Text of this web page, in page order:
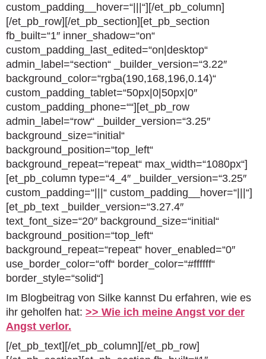
custom_padding__hover=“|||“][/et_pb_column]
[/et_pb_row][/et_pb_section][et_pb_section
fb_built=“1″ inner_shadow=“on“
custom_padding_last_edited=“on|desktop“
admin_label=“section“ _builder_version=“3.22″
background_color=“rgba(190,168,196,0.14)“
custom_padding_tablet=“50px|0|50px|0″
custom_padding_phone=““][et_pb_row
admin_label=“row“ _builder_version=“3.25″
background_size=“initial“
background_position=“top_left“
background_repeat=“repeat“ max_width=“1080px“]
[et_pb_column type=“4_4″ _builder_version=“3.25″
custom_padding=“|||“ custom_padding__hover=“|||“]
[et_pb_text _builder_version=“3.27.4″
text_font_size=“20″ background_size=“initial“
background_position=“top_left“
background_repeat=“repeat“ hover_enabled=“0″
use_border_color=“off“ border_color=“#ffffff“
border_style=“solid“]
Im Blogbeitrag von Silke kannst Du erfahren, wie es
ihr geholfen hat: >> Wie ich meine Angst vor der
Angst verlor.
[/et_pb_text][/et_pb_column][/et_pb_row]